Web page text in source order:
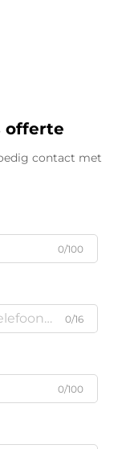
offerte
contact met
0/100
0/16
0/100